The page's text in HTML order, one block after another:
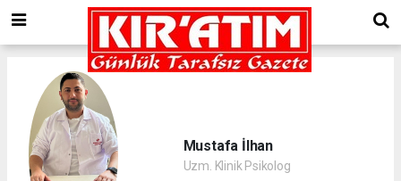
Mustafa İlhan
Uzm. Klinik Psikolog